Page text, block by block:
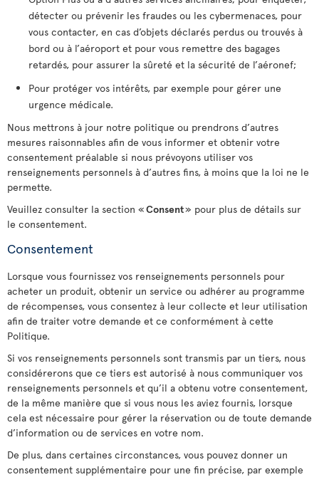
détecter ou prévenir les fraudes ou les cybermenaces, pour
vous contacter, en cas d’objets déclarés perdus ou trouvés à
bord ou à l’aéroport et pour vous remettre des bagages
retardés, pour assurer la sûreté et la sécurité de l’aéronef;
Pour protéger vos intérêts, par exemple pour gérer une
urgence médicale.
Nous mettrons à jour notre politique ou prendrons d’autres
mesures raisonnables afin de vous informer et obtenir votre
consentement préalable si nous prévoyons utiliser vos
renseignements personnels à d’autres fins, à moins que la loi ne le
permette.
Veuillez consulter la section «Consent» pour plus de détails sur
le consentement.
Consentement
Lorsque vous fournissez vos renseignements personnels pour
acheter un produit, obtenir un service ou adhérer au programme
de récompenses, vous consentez à leur collecte et leur utilisation
afin de traiter votre demande et ce conformément à cette
Politique.
Si vos renseignements personnels sont transmis par un tiers, nous
considérerons que ce tiers est autorisé à nous communiquer vos
renseignements personnels et qu’il a obtenu votre consentement,
de la même manière que si vous nous les aviez fournis, lorsque
cela est nécessaire pour gérer la réservation ou de toute demande
d’information ou de services en votre nom.
De plus, dans certaines circonstances, vous pouvez donner un
consentement supplémentaire pour une fin précise, par exemple